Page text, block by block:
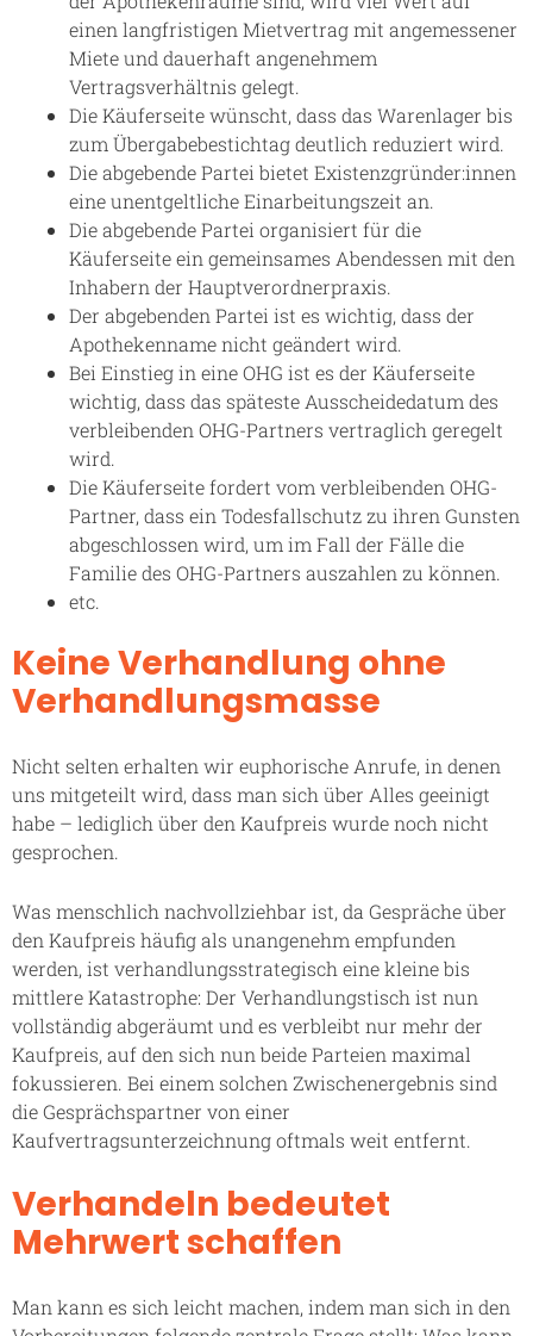
einen langfristigen Mietvertrag mit angemessener
Miete und dauerhaft angenehmem
Vertragsverhältnis gelegt.
Die Käuferseite wünscht, dass das Warenlager bis
zum Übergabebestichtag deutlich reduziert wird.
Die abgebende Partei bietet Existenzgründer:innen
eine unentgeltliche Einarbeitungszeit an.
Die abgebende Partei organisiert für die
Käuferseite ein gemeinsames Abendessen mit den
Inhabern der Hauptverordnerpraxis.
Der abgebenden Partei ist es wichtig, dass der
Apothekenname nicht geändert wird.
Bei Einstieg in eine OHG ist es der Käuferseite
wichtig, dass das späteste Ausscheidedatum des
verbleibenden OHG-Partners vertraglich geregelt
wird.
Die Käuferseite fordert vom verbleibenden OHG-
Partner, dass ein Todesfallschutz zu ihren Gunsten
abgeschlossen wird, um im Fall der Fälle die
Familie des OHG-Partners auszahlen zu können.
etc.
Keine Verhandlung ohne
Verhandlungsmasse
Nicht selten erhalten wir euphorische Anrufe, in denen
uns mitgeteilt wird, dass man sich über Alles geeinigt
habe – lediglich über den Kaufpreis wurde noch nicht
gesprochen.
Was menschlich nachvollziehbar ist, da Gespräche über
den Kaufpreis häufig als unangenehm empfunden
werden, ist verhandlungsstrategisch eine kleine bis
mittlere Katastrophe: Der Verhandlungstisch ist nun
vollständig abgeräumt und es verbleibt nur mehr der
Kaufpreis, auf den sich nun beide Parteien maximal
fokussieren. Bei einem solchen Zwischenergebnis sind
die Gesprächspartner von einer
Kaufvertragsunterzeichnung oftmals weit entfernt.
Verhandeln bedeutet
Mehrwert schaffen
Man kann es sich leicht machen, indem man sich in den